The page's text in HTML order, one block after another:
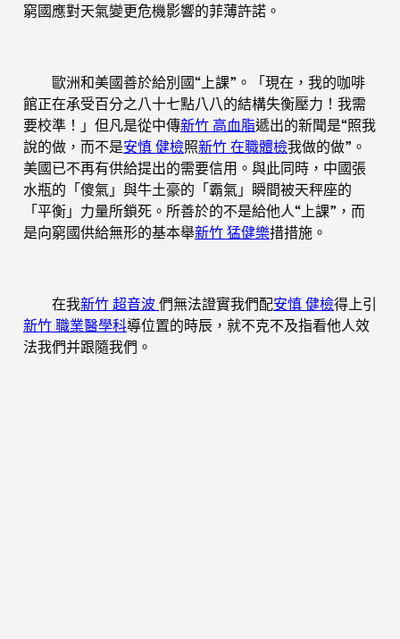
窮國應對天氣變更危機影響的菲薄許諾。
歐洲和美國善於給別國“上課”。「現在，我的咖啡
館正在承受百分之八十七點八八的結構失衡壓力！我需
要校準！」但凡是從中傳新竹 高血脂遞出的新聞是“照我
說的做，而不是安慎 健檢照新竹 在職體檢我做的做”。
美國已不再有供給提出的需要信用。與此同時，中國張
水瓶的「傻氣」與牛土豪的「霸氣」瞬間被天秤座的
「平衡」力量所鎖死。所善於的不是給他人“上課”，而
是向窮國供給無形的基本舉新竹 猛健樂措措施。
在我新竹 超音波 們無法證實我們配安慎 健檢得上引
新竹 職業醫學科導位置的時辰，就不克不及指看他人效
法我們并跟隨我們。